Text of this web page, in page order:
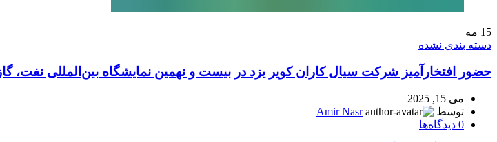
15 مه
دسته بندی نشده
حضور افتخارآمیز شرکت سیال کاران کویر یزد در بیست و نهمین نمایشگاه بین‌المللی نفت، گاز،
می 15, 2025
توسط
Amir Nasr
0 دیدگاه‌ها